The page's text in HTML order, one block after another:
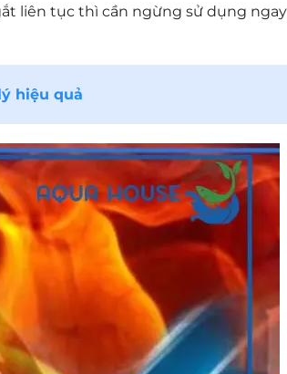
liên tục thì cần ngừng sử dụng
hiệu quả